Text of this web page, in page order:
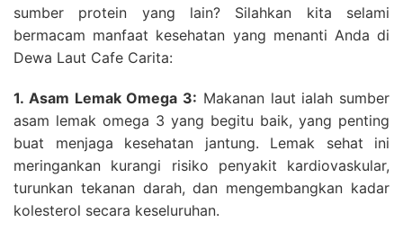
sumber protein yang lain? Silahkan kita selami
bermacam manfaat kesehatan yang menanti Anda di
Dewa Laut Cafe Carita:
1. Asam Lemak Omega 3: Makanan laut ialah sumber
asam lemak omega 3 yang begitu baik, yang penting
buat menjaga kesehatan jantung. Lemak sehat ini
meringankan kurangi risiko penyakit kardiovaskular,
turunkan tekanan darah, dan mengembangkan kadar
kolesterol secara keseluruhan.